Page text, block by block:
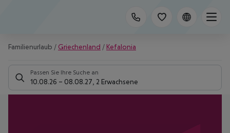
Familienurlaub / Griechenland / Kefalonia
Passen Sie Ihre Suche an
10.08.26 – 08.08.27 2 Erwachsene